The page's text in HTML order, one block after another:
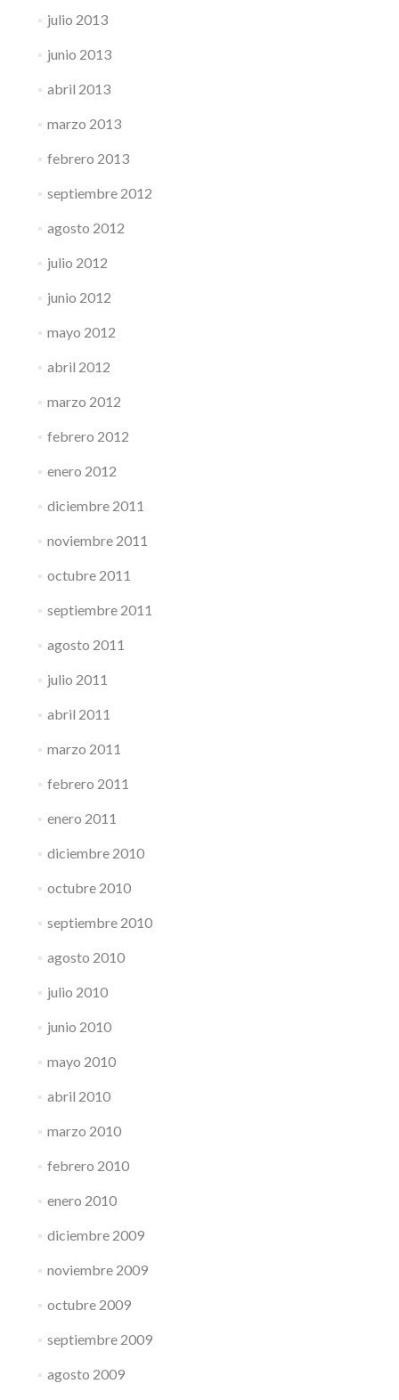
julio 2013
junio 2013
abril 2013
marzo 2013
febrero 2013
septiembre 2012
agosto 2012
julio 2012
junio 2012
mayo 2012
abril 2012
marzo 2012
febrero 2012
enero 2012
diciembre 2011
noviembre 2011
octubre 2011
septiembre 2011
agosto 2011
julio 2011
abril 2011
marzo 2011
febrero 2011
enero 2011
diciembre 2010
octubre 2010
septiembre 2010
agosto 2010
julio 2010
junio 2010
mayo 2010
abril 2010
marzo 2010
febrero 2010
enero 2010
diciembre 2009
noviembre 2009
octubre 2009
septiembre 2009
agosto 2009